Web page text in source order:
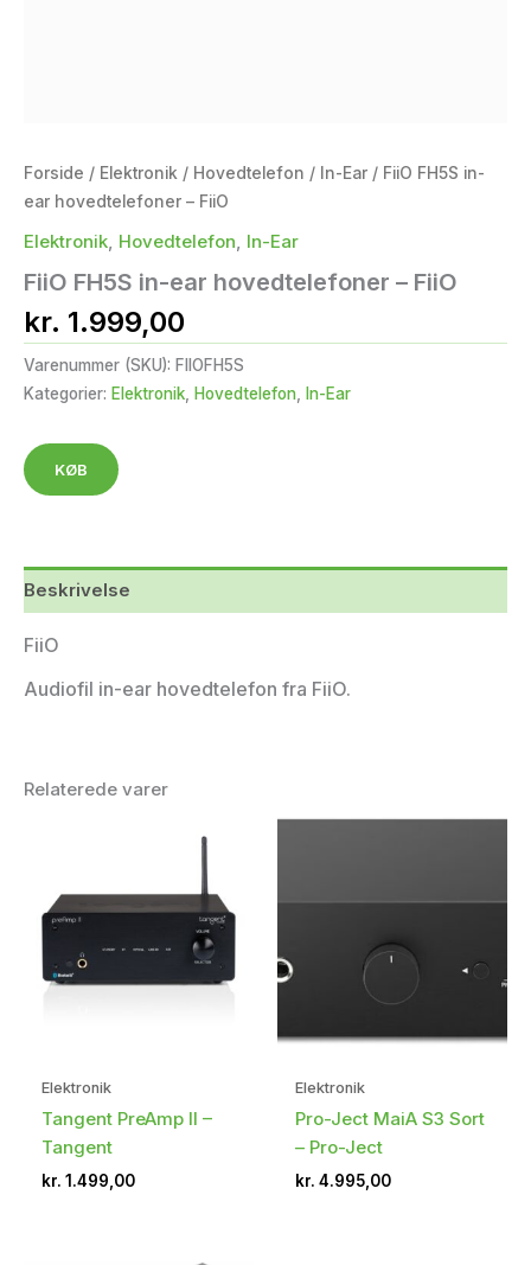
Forside / Elektronik / Hovedtelefon / In-Ear / FiiO FH5S in-
ear hovedtelefoner – FiiO
Elektronik Hovedtelefon In-Ear
FiiO FH5S in-ear hovedtelefoner – FiiO
kr. 1.999,00
Varenummer (SKU): FIIOFH5S
Kategorier: Elektronik, Hovedtelefon, In-Ear
KØB
Beskrivelse
FiiO
Audiofil in-ear hovedtelefon fra FiiO.
Relaterede varer
Elektronik
Tangent PreAmp II –
Tangent
kr. 1.499,00
Elektronik
Pro-Ject MaiA S3 Sort
– Pro-Ject
kr. 4.995,00